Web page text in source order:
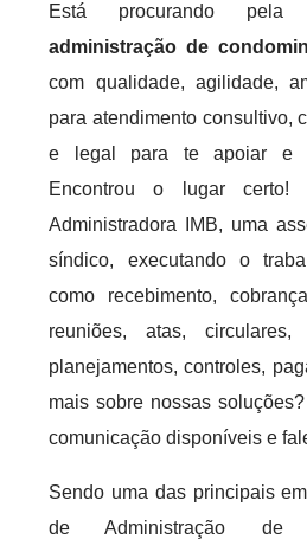
Está procurando
administração de
com qualidade, agilidade,
para atendimento consultivo,
e legal para te apoiar e
Encontrou o lugar certo!
Administradora IMB, uma
síndico, executando o
como recebimento,
reuniões, atas, circulares,
planejamentos, controles,
mais sobre nossas
comunicação disponíveis e
Sendo uma das principais
de Administração de